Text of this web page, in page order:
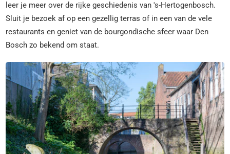
leer je meer over de rijke geschiedenis van 's-Hertogenbosch.
Sluit je bezoek af op een gezellig terras of in een van de vele
restaurants en geniet van de bourgondische sfeer waar Den
Bosch zo bekend om staat.